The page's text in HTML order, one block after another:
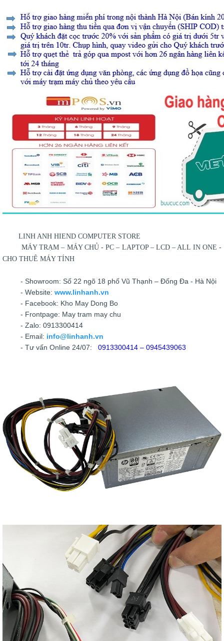
LINH ANH HIEND COMPUTER STORE
MÁY TRẠM – MÁY CHỦ - PC – LAPTOP – LCD – ALL IN ONE -
CHO THUÊ MÁY TÍNH
- Showroom: Số 22 ngõ 18 phố Vũ Thạnh – Đống Đa - Hà Nội
- Website: www.linhanh.vn
- Facebook: Kho May Dong Bo
- Frontpage: May tram may chu
- Zalo: 0913300414
- Email: info@linhanh.vn
- Tư vấn Online 24/07: 0913300414 – 0945439063